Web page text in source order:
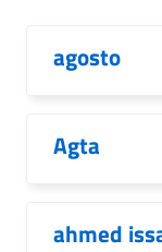
agosto
Agta
ahmed